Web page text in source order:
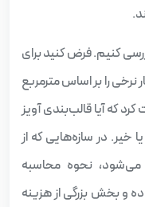
کنیم. فرض کنید برای
را بر اساس مترمربع
که آیا قالب‌بندی آویز
در سازه‌هایی که از
نحوه محاسبه
بخش بزرگی از هزینه